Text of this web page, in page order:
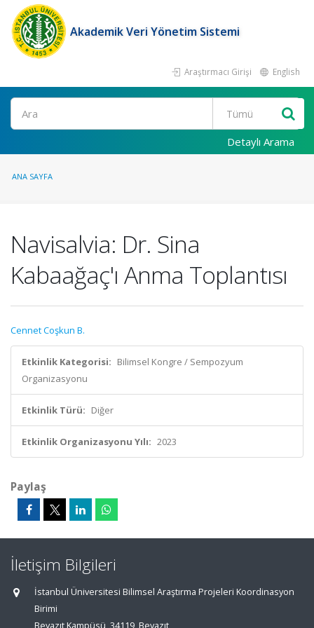
Akademik Veri Yönetim Sistemi
Araştırmacı Girişi English
Ara
Detaylı Arama
ANA SAYFA
Navisalvia: Dr. Sina
Kabaağaç'ı Anma Toplantısı
Cennet Coşkun B.
Etkinlik Kategorisi: Bilimsel Kongre / Sempozyum
Organizasyonu
Etkinlik Türü: Diğer
Etkinlik Organizasyonu Yılı: 2023
Paylaş
İletişim Bilgileri
İstanbul Üniversitesi Bilimsel Araştırma Projeleri Koordinasyon
Birimi
Beyazıt Kampüsü, 34119, Beyazıt